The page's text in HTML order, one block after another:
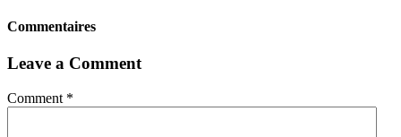
Commentaires
Leave a Comment
Comment *